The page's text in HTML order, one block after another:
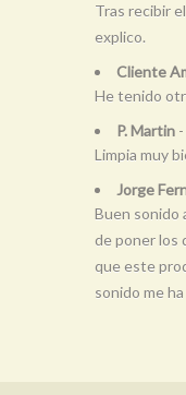
Tras recibir
explico.
Cliente
He tenido
P. Martin
Limpia muy
Jorge
Buen sonido
de poner los
que este
sonido me